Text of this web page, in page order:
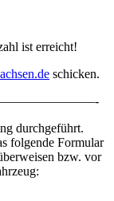
ist erreicht!
schicken.
durchgeführt.
folgende Formular
bzw. vor